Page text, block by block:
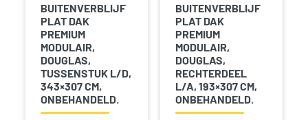
BUITENVERBLIJF
PLAT DAK
PREMIUM
MODULAIR,
DOUGLAS,
TUSSENSTUK L/D,
343×307 CM,
ONBEHANDELD.
BUITENVERBLIJF
PLAT DAK
PREMIUM
MODULAIR,
DOUGLAS,
RECHTERDEEL
L/A, 193×307 CM,
ONBEHANDELD.